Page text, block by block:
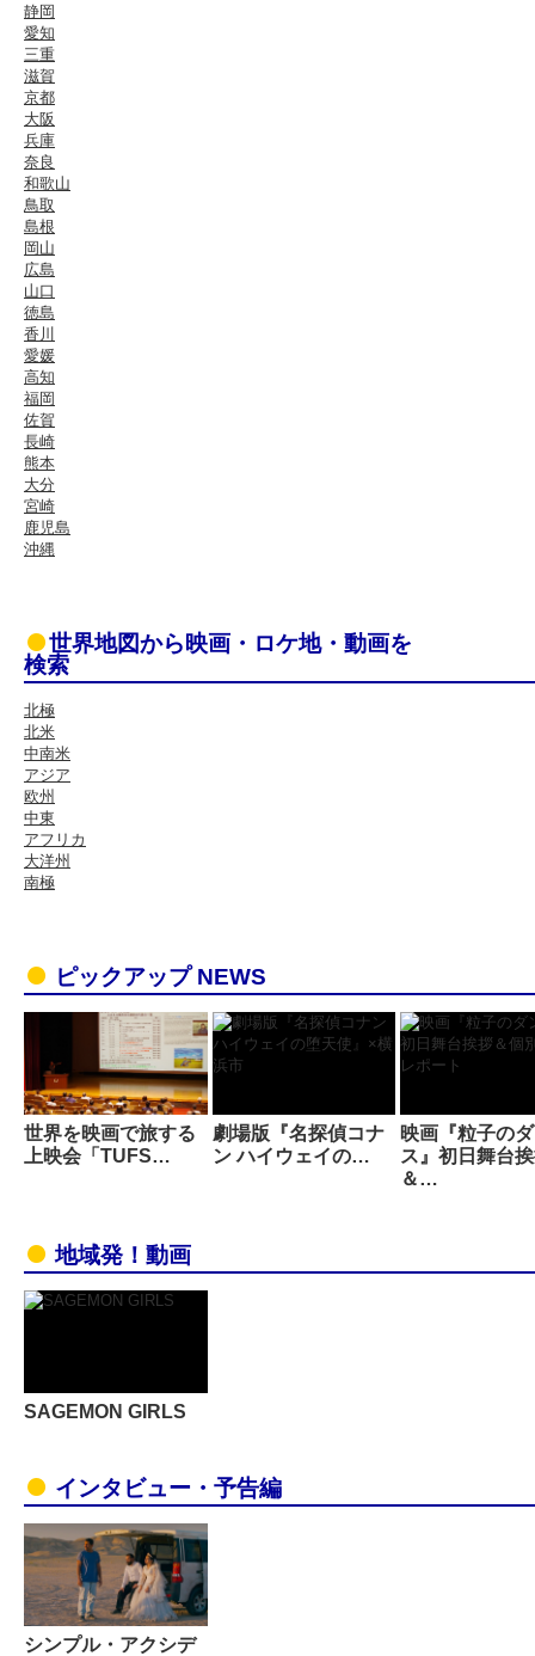
静岡
愛知
三重
滋賀
京都
大阪
兵庫
奈良
和歌山
鳥取
島根
岡山
広島
山口
徳島
香川
愛媛
高知
福岡
佐賀
長崎
熊本
大分
宮崎
鹿児島
沖縄
世界地図から映画・ロケ地・動画を
検索
北極
北米
中南米
アジア
欧州
中東
アフリカ
大洋州
南極
ピックアップ NEWS
世界を映画で旅する
上映会「TUFS…
劇場版『名探偵コナ
ン ハイウェイの…
映画『粒子の
ス』初日舞台
＆…
地域発！動画
SAGEMON GIRLS
インタビュー・予告編
シンプル・アクシデ